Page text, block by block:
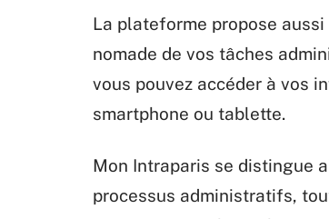
La plateforme propose aussi
nomade de vos tâches
vous pouvez accéder à vos
smartphone ou tablette.
Mon Intraparis se distingue
processus administratifs,